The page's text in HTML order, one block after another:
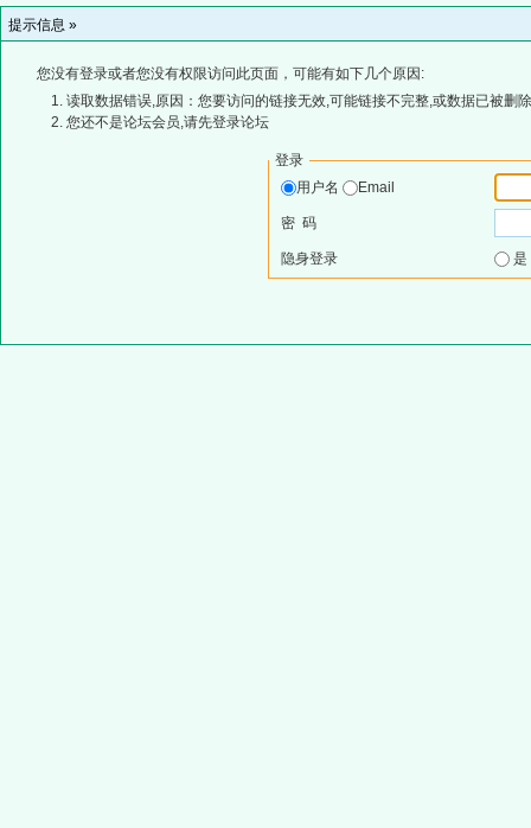
提示信息 »
您没有登录或者您没有权限访问此页面，可能有如下几个原因:
读取数据错误,原因：您要访问的链接无效,可能链接不完整,或数据已被删
您还不是论坛会员,请先登录论坛
登录
用户名
Email
密 码
隐身登录